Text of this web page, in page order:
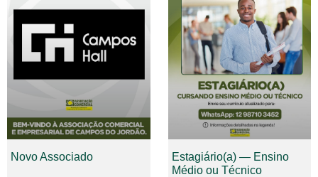
Novo Associado
Estagiário(a) — Ensino
Médio ou Técnico